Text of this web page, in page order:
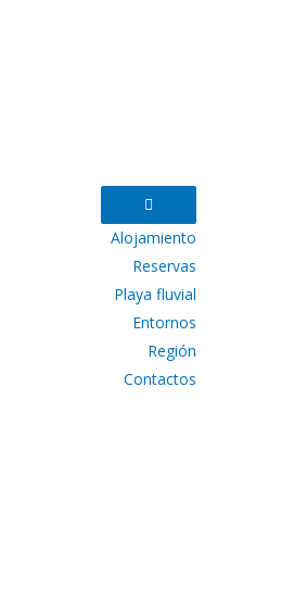
Alojamiento
Reservas
Playa fluvial
Entornos
Región
Contactos